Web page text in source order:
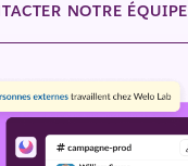
NOTRE ÉQUIPE